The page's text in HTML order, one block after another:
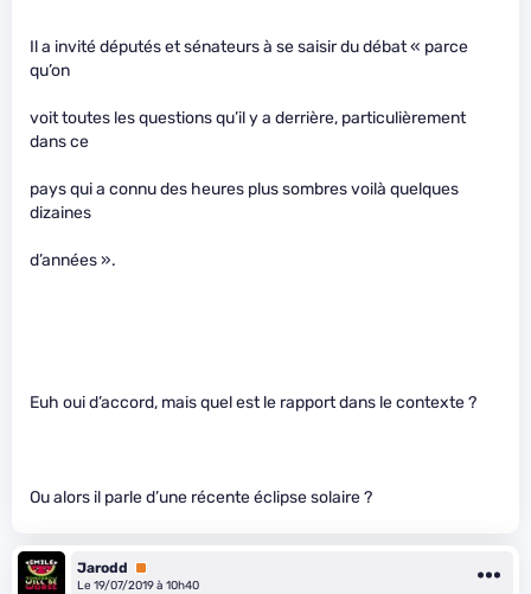
Il a invité députés et sénateurs à se saisir du débat « parce
qu’on
voit toutes les questions qu’il y a derrière, particulièrement
dans ce
pays qui a connu des heures plus sombres voilà quelques
dizaines
d’années ».
Euh oui d’accord, mais quel est le rapport dans le contexte ?
Ou alors il parle d’une récente éclipse solaire ?
Jarodd
Premium
Le 19/07/2019 à 10h40